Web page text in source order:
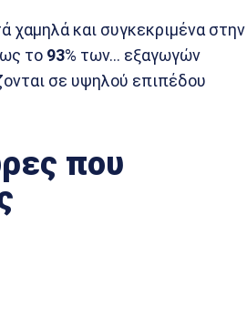
χαμηλά και συγκεκριμένα στην
το 93% των… εξαγωγών
σε υψηλού επιπέδου
που